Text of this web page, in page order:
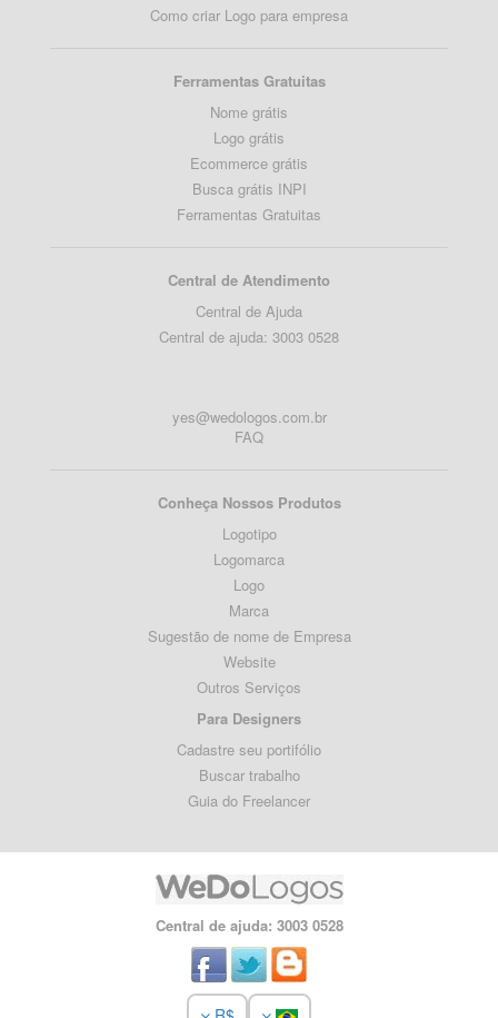
Como criar Logo para empresa
Ferramentas Gratuitas
Nome grátis
Logo grátis
Ecommerce grátis
Busca grátis INPI
Ferramentas Gratuitas
Central de Atendimento
Central de Ajuda
Central de ajuda: 3003 0528
yes@wedologos.com.br
FAQ
Conheça Nossos Produtos
Logotipo
Logomarca
Logo
Marca
Sugestão de nome de Empresa
Website
Outros Serviços
Para Designers
Cadastre seu portifólio
Buscar trabalho
Guia do Freelancer
Central de ajuda: 3003 0528